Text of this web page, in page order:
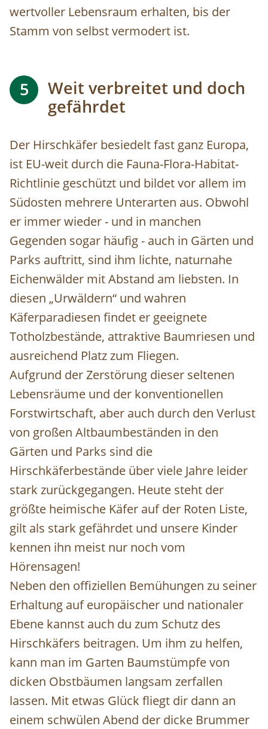
wertvoller Lebensraum erhalten, bis der
Stamm von selbst vermodert ist.
5
Weit verbreitet und doch
gefährdet
Der Hirschkäfer besiedelt fast ganz Europa,
ist EU-weit durch die Fauna-Flora-Habitat-
Richtlinie geschützt und bildet vor allem im
Südosten mehrere Unterarten aus. Obwohl
er immer wieder - und in manchen
Gegenden sogar häufig - auch in Gärten und
Parks auftritt, sind ihm lichte, naturnahe
Eichenwälder mit Abstand am liebsten. In
diesen „Urwäldern“ und wahren
Käferparadiesen findet er geeignete
Totholzbestände, attraktive Baumriesen und
ausreichend Platz zum Fliegen.
Aufgrund der Zerstörung dieser seltenen
Lebensräume und der konventionellen
Forstwirtschaft, aber auch durch den Verlust
von großen Altbaumbeständen in den
Gärten und Parks sind die
Hirschkäferbestände über viele Jahre leider
stark zurückgegangen. Heute steht der
größte heimische Käfer auf der Roten Liste,
gilt als stark gefährdet und unsere Kinder
kennen ihn meist nur noch vom
Hörensagen!
Neben den offiziellen Bemühungen zu seiner
Erhaltung auf europäischer und nationaler
Ebene kannst auch du zum Schutz des
Hirschkäfers beitragen. Um ihm zu helfen,
kann man im Garten Baumstümpfe von
dicken Obstbäumen langsam zerfallen
lassen. Mit etwas Glück fliegt dir dann an
einem schwülen Abend der dicke Brummer